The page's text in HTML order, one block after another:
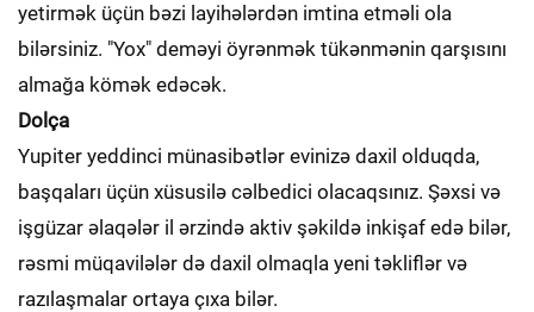
yetirmək üçün bəzi layihələrdən imtina etməli ola
bilərsiniz. "Yox" deməyi öyrənmək tükənmənin qarşısını
almağa kömək edəcək.
Dolça
Yupiter yeddinci münasibətlər evinizə daxil olduqda,
başqaları üçün xüsusilə cəlbedici olacaqsınız. Şəxsi və
işgüzar əlaqələr il ərzində aktiv şəkildə inkişaf edə bilər,
rəsmi müqavilələr də daxil olmaqla yeni təkliflər və
razılaşmalar ortaya çıxa bilər.